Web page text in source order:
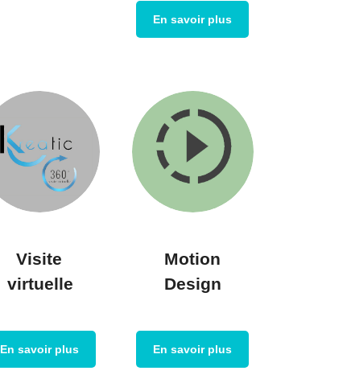
En savoir plus
Visite
virtuelle
En savoir plus
Motion
Design
En savoir plus